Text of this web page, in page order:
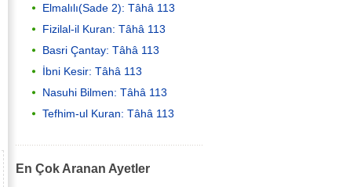
Elmalılı(Sade 2): Tâhâ 113
Fizilal-il Kuran: Tâhâ 113
Basri Çantay: Tâhâ 113
İbni Kesir: Tâhâ 113
Nasuhi Bilmen: Tâhâ 113
Tefhim-ul Kuran: Tâhâ 113
En Çok Aranan Ayetler